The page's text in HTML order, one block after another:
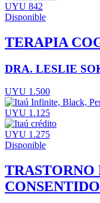
UYU 842
Disponible
TERAPIA
DRA. LESLIE
UYU 1.500
UYU 1.125
UYU 1.275
Disponible
TRASTORNO
CONSENTIDO